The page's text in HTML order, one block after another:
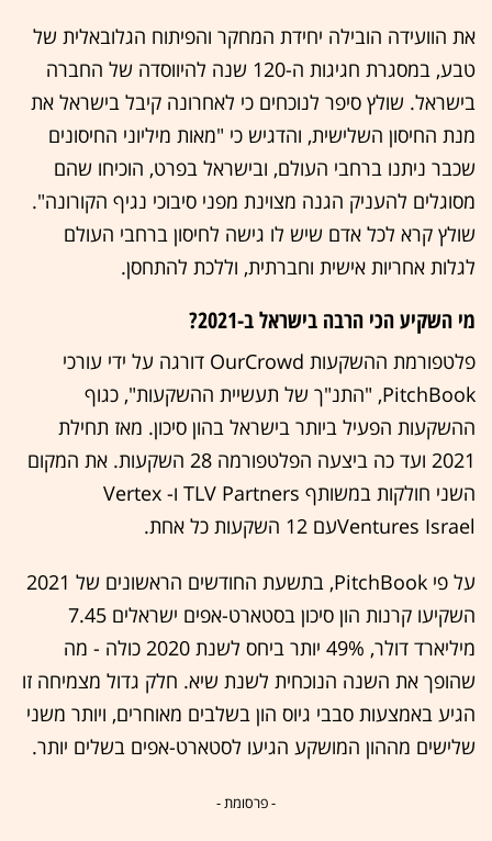
את הוועידה הובילה יחידת המחקר והפיתוח הגלובאלית של
טבע, במסגרת חגיגות ה-120 שנה להיווסדה של החברה
בישראל. שולץ סיפר לנוכחים כי לאחרונה קיבל בישראל את
מנת החיסון השלישית, והדגיש כי "מאות מיליוני החיסונים
שכבר ניתנו ברחבי העולם, ובישראל בפרט, הוכיחו שהם
מסוגלים להעניק הגנה מצוינת מפני סיבוכי נגיף הקורונה".
שולץ קרא לכל אדם שיש לו גישה לחיסון ברחבי העולם
לגלות אחריות אישית וחברתית, וללכת להתחסן.
מי השקיע הכי הרבה בישראל ב-2021?
פלטפורמת ההשקעות OurCrowd דורגה על ידי עורכי
PitchBook, "התנ"ך של תעשיית ההשקעות", כגוף
ההשקעות הפעיל ביותר בישראל בהון סיכון. מאז תחילת
2021 ועד כה ביצעה הפלטפורמה 28 השקעות. את המקום
השני חולקות במשותף TLV Partners ו- Vertex
Ventures Israelעם 12 השקעות כל אחת.
על פי PitchBook, בתשעת החודשים הראשונים של 2021
השקיעו קרנות הון סיכון בסטארט-אפים ישראלים 7.45
מיליארד דולר, 49% יותר ביחס לשנת 2020 כולה - מה
שהופך את השנה הנוכחית לשנת שיא. חלק גדול מצמיחה זו
הגיע באמצעות סבבי גיוס הון בשלבים מאוחרים, ויותר משני
שלישים מההון המושקע הגיעו לסטארט-אפים בשלים יותר.
- פרסומת -